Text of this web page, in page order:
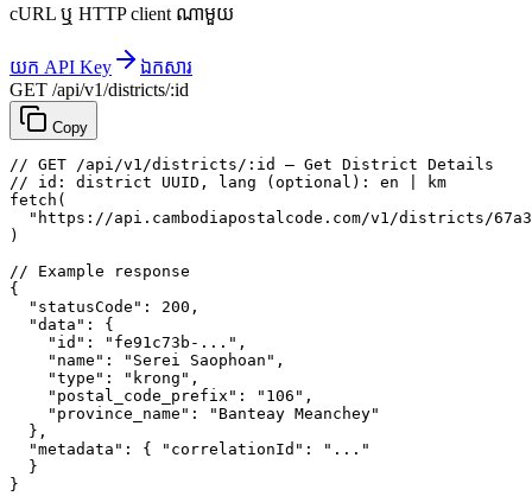
cURL ឬ HTTP client ណាមួយ
យក API Key
ឯកសារ
GET /api/v1/districts/:id
Copy
// GET /api/v1/districts/:id — Get District Details
// id: district UUID, lang (optional): en | km
fetch (
"https://api.cambodiapostalcode.com/v1/districts/
)
// Example response
{
"statusCode" : 200 ,
"data" : {
"id" : "fe91c73b-..." ,
"name" : "Serei Saophoan" ,
"type" : "krong" ,
"postal_code_prefix" : "106" ,
"province_name" :
"Banteay Meanchey"
},
"metadata" : { "correlationId" :
"..."
}
}